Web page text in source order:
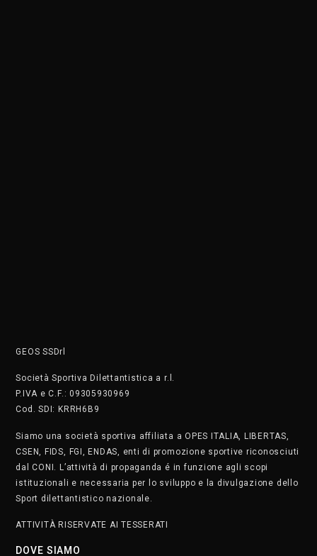
messaggi
Cookie Policy
Privacy Policy
SAFEGUARDING
• Lunedì e martedì dalle 8.30 alle 22.30
• Mercoledì e giovedì dalle 8.30 alle 21.30
• Venerdì dalle 8.30 alle 19
• Sabato dalle 9 alle 17